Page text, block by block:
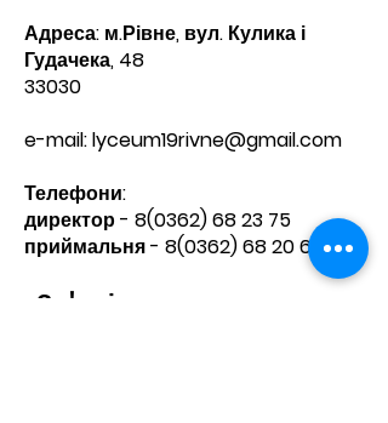
Адреса: м.Рівне, вул. Кулика і
Гудачека, 48
33030
e-mail:lyceum19rivne@gmail.com
Телефони:​
директор - 8(0362) 68 23 75
приймальня - 8(0362) 68 20 60
Зв'яжіться з нами